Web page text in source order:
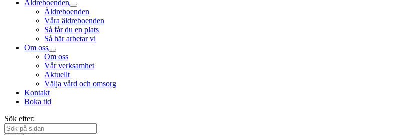
Äldreboenden
Äldreboenden
Våra äldreboenden
Så får du en plats
Så här arbetar vi
Om oss
Om oss
Vår verksamhet
Aktuellt
Välja vård och omsorg
Kontakt
Boka tid
Sök efter: